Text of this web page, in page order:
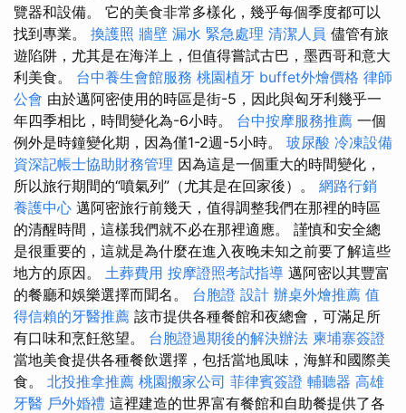
覽器和設備。 它的美食非常多樣化，幾乎每個季度都可以
找到專業。 換護照 牆壁 漏水 緊急處理 清潔人員 儘管有旅
遊陷阱，尤其是在海洋上，但值得嘗試古巴，墨西哥和意大
利美食。 台中養生會館服務 桃園植牙 buffet外燴價格 律師
公會 由於邁阿密使用的時區是街-5，因此與匈牙利幾乎一
年四季相比，時間變化為-6小時。 台中按摩服務推薦 一個
例外是時鐘變化期，因為僅1-2週-5小時。 玻尿酸 冷凍設備
資深記帳士協助財務管理 因為這是一個重大的時間變化，
所以旅行期間的“噴氣列”（尤其是在回家後）。 網路行銷
養護中心 邁阿密旅行前幾天，值得調整我們在那裡的時區
的清醒時間，這樣我們就不必在那裡適應。 謹慎和安全總
是很重要的，這就是為什麼在進入夜晚未知之前要了解這些
地方的原因。 土葬費用 按摩證照考試指導 邁阿密以其豐富
的餐廳和娛樂選擇而聞名。 台胞證 設計 辦桌外燴推薦 值
得信賴的牙醫推薦 該市提供各種餐館和夜總會，可滿足所
有口味和烹飪慾望。 台胞證過期後的解決辦法 柬埔寨簽證
當地美食提供各種餐飲選擇，包括當地風味，海鮮和國際美
食。 北投推拿推薦 桃園搬家公司 菲律賓簽證 輔聽器 高雄
牙醫 戶外婚禮 這裡建造的世界富有餐館和自助餐提供了各